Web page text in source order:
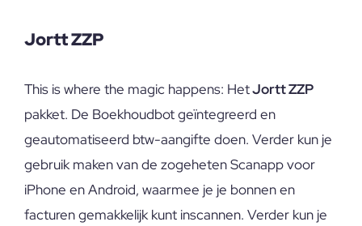
Jortt ZZP
This is where the magic happens: HetJortt ZZP
pakket. De Boekhoudbot geïntegreerd en
geautomatiseerd btw-aangifte doen. Verder kun je
gebruik maken van de zogeheten Scanapp voor
iPhone en Android, waarmee je je bonnen en
facturen gemakkelijk kunt inscannen. Verder kun je